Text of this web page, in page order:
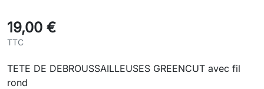
19,00 €
TTC
TETE DE DEBROUSSAILLEUSES GREENCUT avec fil
rond